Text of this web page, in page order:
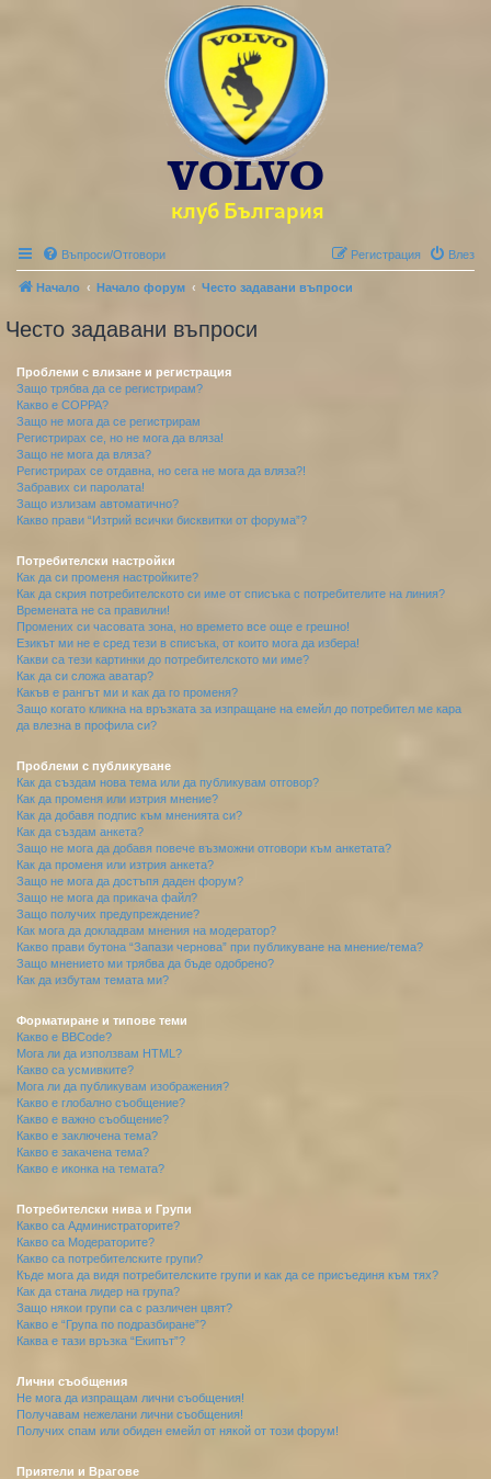
Въпроси/Отговори Влез
Регистрация
Начало Начало форум Често задавани въпроси
Често задавани въпроси
Проблеми с влизане и регистрация
Защо трябва да се регистрирам?
Какво е COPPA?
Защо не мога да се регистрирам
Регистрирах се, но не мога да вляза!
Защо не мога да вляза?
Регистрирах се отдавна, но сега не мога да вляза?!
Забравих си паролата!
Защо излизам автоматично?
Какво прави “Изтрий всички бисквитки от форума”?
Потребителски настройки
Как да си променя настройките?
Как да скрия потребителското си име от списъка с потребителите на линия?
Времената не са правилни!
Промених си часовата зона, но времето все още е грешно!
Езикът ми не е сред тези в списъка, от които мога да избера!
Какви са тези картинки до потребителското ми име?
Как да си сложа аватар?
Какъв е рангът ми и как да го променя?
Защо когато кликна на връзката за изпращане на емейл до потребител ме кара
да влезна в профила си?
Проблеми с публикуване
Как да създам нова тема или да публикувам отговор?
Как да променя или изтрия мнение?
Как да добавя подпис към мненията си?
Как да създам анкета?
Защо не мога да добавя повече възможни отговори към анкетата?
Как да променя или изтрия анкета?
Защо не мога да достъпя даден форум?
Защо не мога да прикача файл?
Защо получих предупреждение?
Как мога да докладвам мнения на модератор?
Какво прави бутона “Запази чернова” при публикуване на мнение/тема?
Защо мнението ми трябва да бъде одобрено?
Как да избутам темата ми?
Форматиране и типове теми
Какво е BBCode?
Мога ли да използвам HTML?
Какво са усмивките?
Мога ли да публикувам изображения?
Какво е глобално съобщение?
Какво е важно съобщение?
Какво е заключена тема?
Какво е закачена тема?
Какво е иконка на темата?
Потребителски нива и Групи
Какво са Администраторите?
Какво са Модераторите?
Какво са потребителските групи?
Къде мога да видя потребителските групи и как да се присъединя към тях?
Как да стана лидер на група?
Защо някои групи са с различен цвят?
Какво е “Група по подразбиране”?
Каква е тази връзка “Екипът”?
Лични съобщения
Не мога да изпращам лични съобщения!
Получавам нежелани лични съобщения!
Получих спам или обиден емейл от някой от този форум!
Приятели и Врагове